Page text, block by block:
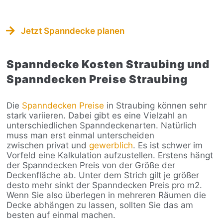
Jetzt Spanndecke planen
Spanndecke Kosten Straubing und
Spanndecken Preise Straubing
Die Spanndecken Preise in Straubing können sehr
stark variieren. Dabei gibt es eine Vielzahl an
unterschiedlichen Spanndeckenarten. Natürlich
muss man erst einmal unterscheiden
zwischen privat und gewerblich. Es ist schwer im
Vorfeld eine Kalkulation aufzustellen. Erstens hängt
der Spanndecken Preis von der Größe der
Deckenfläche ab. Unter dem Strich gilt je größer
desto mehr sinkt der Spanndecken Preis pro m2.
Wenn Sie also überlegen in mehreren Räumen die
Decke abhängen zu lassen, sollten Sie das am
besten auf einmal machen.